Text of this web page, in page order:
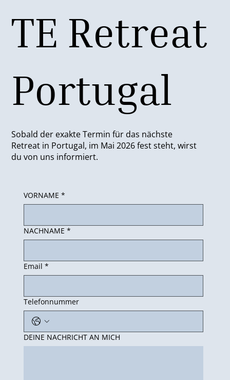
TE Retreat
Portugal
Sobald der exakte Termin für das nächste
Retreat in Portugal, im Mai 2026 fest steht, wirst
du von uns informiert.
VORNAME *
NACHNAME *
Email *
Telefonnummer
DEINE NACHRICHT AN MICH